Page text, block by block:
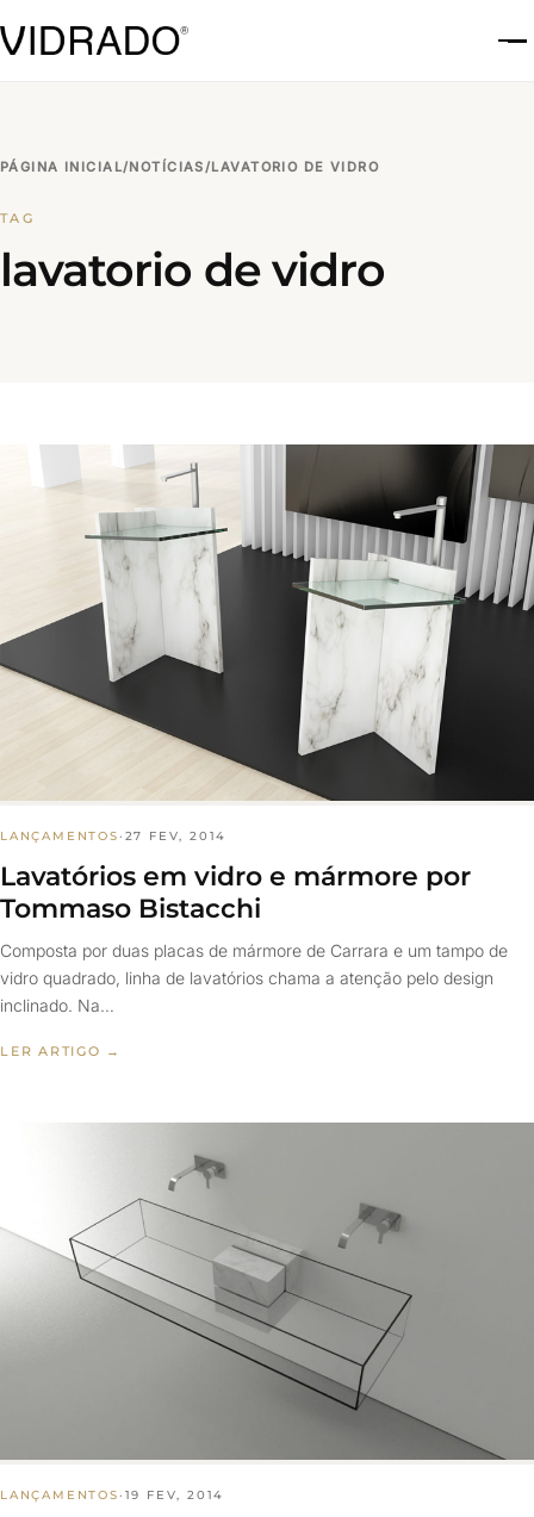
PÁGINA INICIAL/NOTÍCIAS/LAVATORIO DE VIDRO
TAG
lavatorio de vidro
LANÇAMENTOS· 27 FEV, 2014
Lavatórios em vidro e mármore por
Tommaso Bistacchi
Composta por duas placas de mármore de Carrara e um tampo de
vidro quadrado, linha de lavatórios chama a atenção pelo design
inclinado. Na…
LER ARTIGO →
LANÇAMENTOS· 19 FEV, 2014